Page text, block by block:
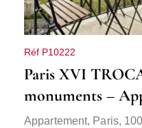
Réf P10222
Paris XVI
monuments –
avec balcon
Appartement, Paris,